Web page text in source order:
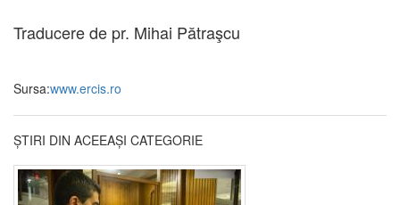
Traducere de pr. Mihai Pătraşcu
Sursa:www.ercis.ro
ȘTIRI DIN ACEEAȘI CATEGORIE